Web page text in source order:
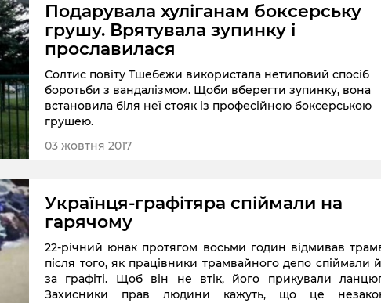
Подарувала хуліганам боксерську
грушу. Врятувала зупинку і
прославилася
Солтис повіту Тшебєжи використала нетиповий спосіб
боротьби з вандалізмом. Щоби вберегти зупинку, вона
встановила біля неї стояк із професійною боксерською
грушею.
03 жовтня 2017
Українця-графітяра спіймали на
гарячому
22-річний юнак протягом восьми годин відмивав
після того, як працівники трамвайного депо спіймали
за графіті. Щоб він не втік, його прикували
Захисники прав людини кажуть, що це